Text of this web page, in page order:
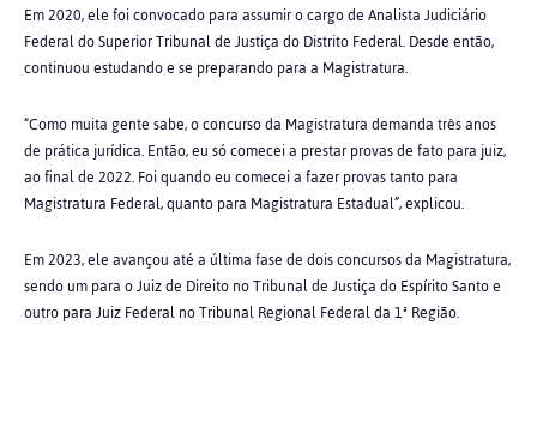
Em 2020, ele foi convocado para assumir o cargo de Analista Judiciário
Federal do Superior Tribunal de Justiça do Distrito Federal. Desde então,
continuou estudando e se preparando para a Magistratura.
“Como muita gente sabe, o concurso da Magistratura demanda três anos
de prática jurídica. Então, eu só comecei a prestar provas de fato para juiz,
ao final de 2022. Foi quando eu comecei a fazer provas tanto para
Magistratura Federal, quanto para Magistratura Estadual”, explicou.
Em 2023, ele avançou até a última fase de dois concursos da Magistratura,
sendo um para o Juiz de Direito no Tribunal de Justiça do Espírito Santo e
outro para Juiz Federal no Tribunal Regional Federal da 1ª Região.